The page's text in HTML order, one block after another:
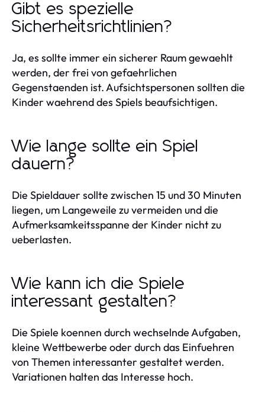
Gibt es spezielle
Sicherheitsrichtlinien?
Ja, es sollte immer ein sicherer Raum gewaehlt
werden, der frei von gefaehrlichen
Gegenstaenden ist. Aufsichtspersonen sollten die
Kinder waehrend des Spiels beaufsichtigen.
Wie lange sollte ein Spiel
dauern?
Die Spieldauer sollte zwischen 15 und 30 Minuten
liegen, um Langeweile zu vermeiden und die
Aufmerksamkeitsspanne der Kinder nicht zu
ueberlasten.
Wie kann ich die Spiele
interessant gestalten?
Die Spiele koennen durch wechselnde Aufgaben,
kleine Wettbewerbe oder durch das Einfuehren
von Themen interessanter gestaltet werden.
Variationen halten das Interesse hoch.